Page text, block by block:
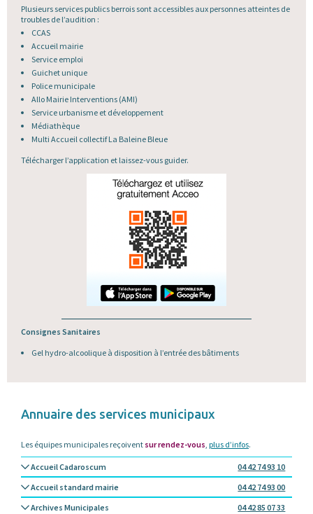
Plusieurs services publics berrois sont accessibles aux personnes atteintes de
troubles de l’audition :
CCAS
Accueil mairie
Service emploi
Guichet unique
Police municipale
Allo Mairie Interventions (AMI)
Service urbanisme et développement
Médiathèque
Multi Accueil collectif La Baleine Bleue
Télécharger l’application et laissez-vous guider.
Consignes Sanitaires
Gel hydro-alcoolique à disposition à l’entrée des bâtiments
Annuaire des services municipaux
Les équipes municipales reçoivent sur rendez-vous plus d’infos.
Accueil Cadaroscum
04 42 74 93 10
Accueil standard mairie
04 42 74 93 00
Archives Municipales
04 42 85 07 33